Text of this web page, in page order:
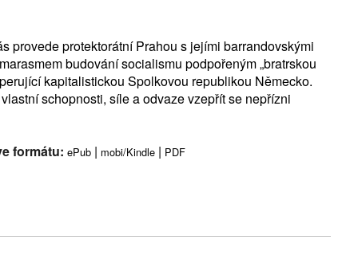
provede protektorátní Prahou s jejími barrandovskými
budování socialismu podpořeným „bratrskou
kapitalistickou Spolkovou republikou Německo.
schopnosti, síle a odvaze vzepřít se nepřízni
formátu: ePub | mobi/Kindle | PDF